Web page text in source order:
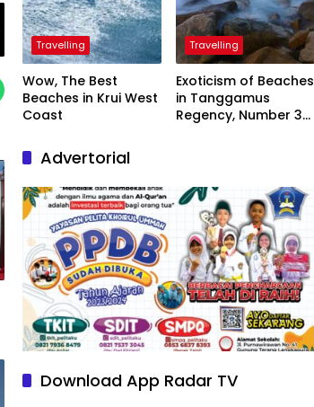
Travelling
Wow, The Best
Beaches in Krui West
Coast
Travelling
Exoticism of Beaches
in Tanggamus
Regency, Number 3
Advertorial
Download App Radar TV